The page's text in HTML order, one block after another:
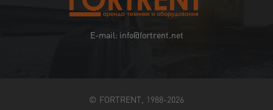
E-mail: info@fortrent.net
© FORTRENT, 1988-2026